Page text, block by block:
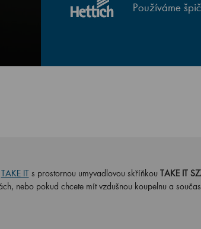
Používáme
TAKE ITs prostornou umyvadlovou skříňkou TAKE IT
nebo pokud chcete mít vzdušnou koupelnu a